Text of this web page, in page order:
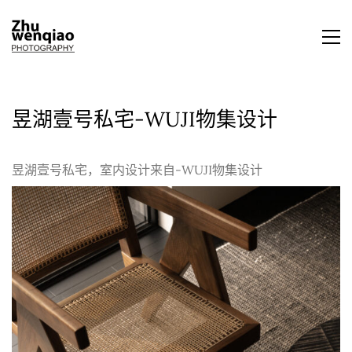
昱湖壹号私宅-WUJI物集设计
昱湖壹号私宅，室内设计来自-WUJI物集设计